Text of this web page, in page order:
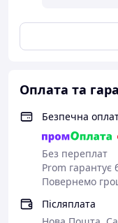
Бамбуковий
однорідну
Ложечка
порошку матча.
Сито - для
ніжного,
Порада від
Просійте порошок
це забезпечить
Оплата та
Безпечна
Без переплат
Prom гарантує
Повернемо
Післяплата